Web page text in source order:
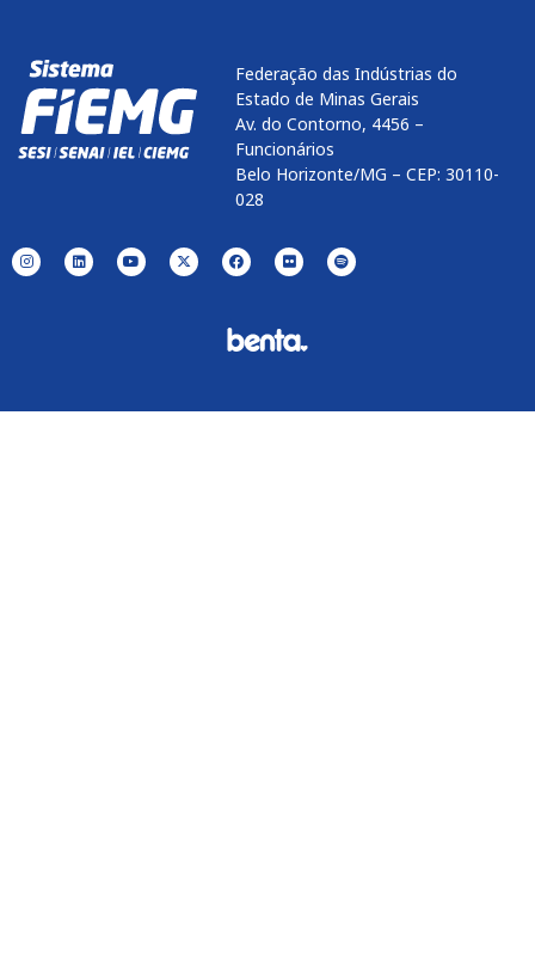
Federação das Indústrias do
Estado de Minas Gerais
Av. do Contorno, 4456 –
Funcionários
Belo Horizonte/MG – CEP: 30110-
028